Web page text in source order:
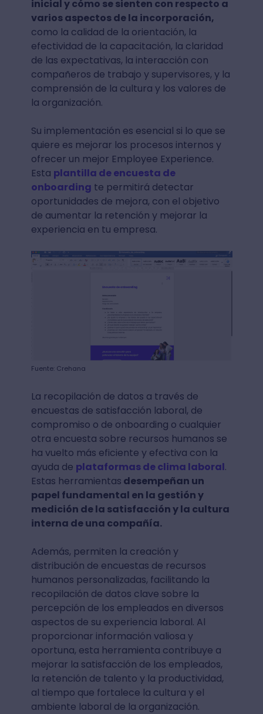
inicial y cómo se sienten con respecto a
varios aspectos de la incorporación,
como la calidad de la orientación, la
efectividad de la capacitación, la claridad
de las expectativas, la interacción con
compañeros de trabajo y supervisores, y la
comprensión de la cultura y los valores de
la organización.
Su implementación es esencial si lo que se
quiere es mejorar los procesos internos y
ofrecer un mejor Employee Experience.
Esta plantilla de encuesta de
onboarding te permitirá detectar
oportunidades de mejora, con el objetivo
de aumentar la retención y mejorar la
experiencia en tu empresa.
Fuente: Crehana
La recopilación de datos a través de
encuestas de satisfacción laboral, de
compromiso o de onboarding o cualquier
otra encuesta sobre recursos humanos se
ha vuelto más eficiente y efectiva con la
ayuda de plataformas de clima laboral.
Estas herramientas desempeñan un
papel fundamental en la gestión y
medición de la satisfacción y la cultura
interna de una compañía.
Además, permiten la creación y
distribución de encuestas de recursos
humanos personalizadas, facilitando la
recopilación de datos clave sobre la
percepción de los empleados en diversos
aspectos de su experiencia laboral. Al
proporcionar información valiosa y
oportuna, esta herramienta contribuye a
mejorar la satisfacción de los empleados,
la retención de talento y la productividad,
al tiempo que fortalece la cultura y el
ambiente laboral de la organización.